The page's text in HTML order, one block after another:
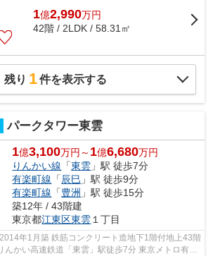
1億2,990万円
42階 / 2LDK / 58.31㎡
残り 1件を表示する
パークタワー東雲
1億3,100万円～ 1億6,680万円
りんかい線 「東雲 」駅 徒歩7分
有楽町線 「辰巳 」駅 徒歩9分
有楽町線 「豊洲 」駅 徒歩15分
築12年 / 43階建
東京都江東区東雲 １丁目